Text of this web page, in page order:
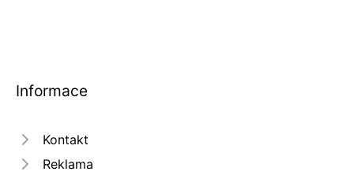
Informace
Kontakt
Reklama